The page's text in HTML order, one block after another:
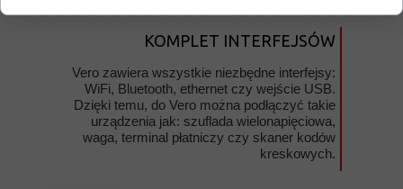
Vero zawiera wszystkie niezbędne interfejsy:
WiFi, Bluetooth, ethernet czy wejście USB.
Dzięki temu, do Vero można podłączyć takie
urządzenia jak: szuflada wielonapięciowa,
waga, terminal płatniczy czy skaner kodów
kreskowych.
KOMPLET INTERFEJSÓW